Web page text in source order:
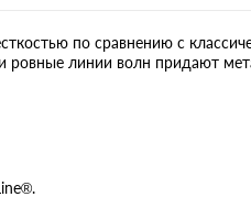
по сравнению с
ровные линии волн придают